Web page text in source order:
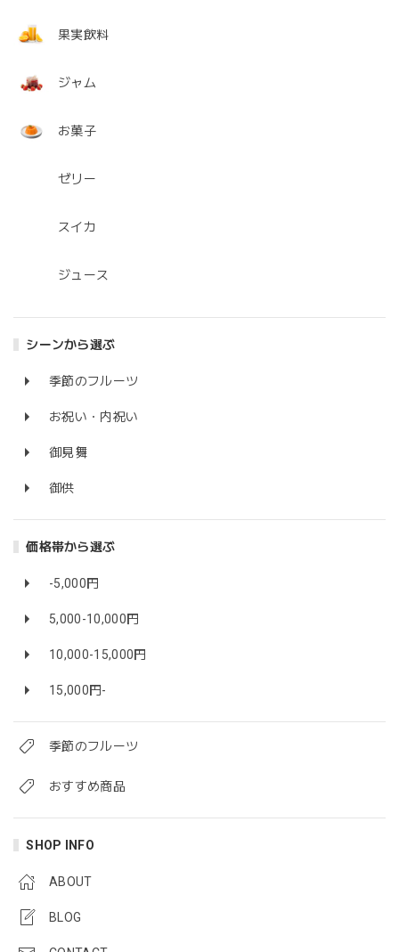
果実飲料
ジャム
お菓子
ゼリー
スイカ
ジュース
シーンから選ぶ
季節のフルーツ
お祝い・内祝い
御見舞
御供
価格帯から選ぶ
-5,000円
5,000-10,000円
10,000-15,000円
15,000円-
季節のフルーツ
おすすめ商品
SHOP INFO
ABOUT
BLOG